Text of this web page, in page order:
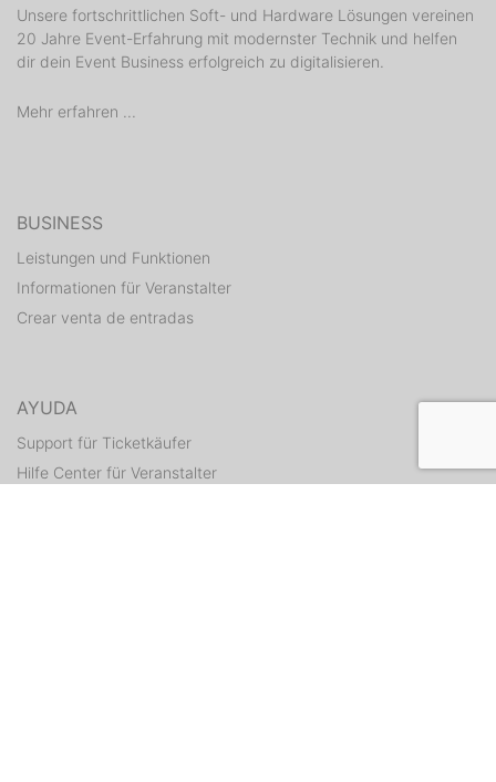
Unsere fortschrittlichen Soft- und Hardware Lösungen vereinen
20 Jahre Event-Erfahrung mit modernster Technik und helfen
dir dein Event Business erfolgreich zu digitalisieren.
Mehr erfahren ...
BUSINESS
Leistungen und Funktionen
Informationen für Veranstalter
Crear venta de entradas
AYUDA
Support für Ticketkäufer
Hilfe Center für Veranstalter